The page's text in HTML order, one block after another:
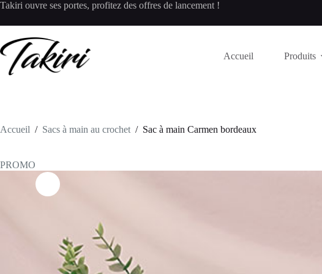
Passer
contenu
Takiri ouvre ses portes, profitez des offres de lancement !
Accueil Produits
Accueil / Sacs à main au crochet / Sac à main Carmen bordeaux
PROMO